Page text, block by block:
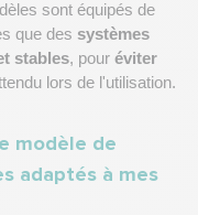
sont équipés de
que des systèmes
stables, pour éviter
lors de l'utilisation.
modèle de
adaptés à mes